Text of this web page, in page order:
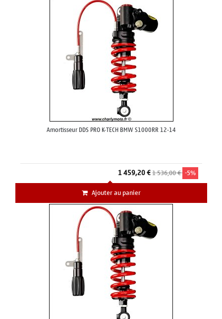
Amortisseur DDS PRO K-TECH BMW S1000RR 12-14
1 459,20 €1 536,00 € -5%
Ajouter au panier